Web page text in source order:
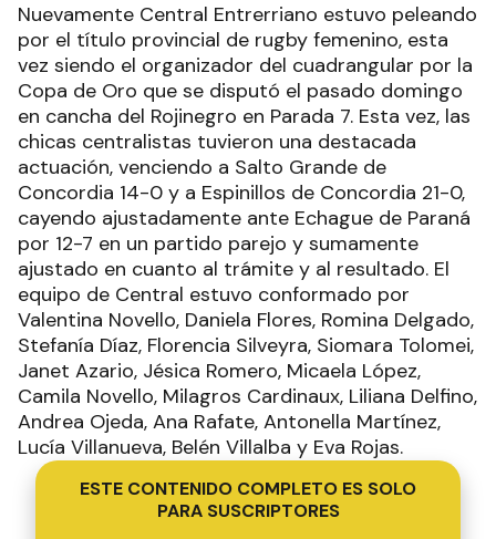
Nuevamente Central Entrerriano estuvo peleando
por el título provincial de rugby femenino, esta
vez siendo el organizador del cuadrangular por la
Copa de Oro que se disputó el pasado domingo
en cancha del Rojinegro en Parada 7. Esta vez, las
chicas centralistas tuvieron una destacada
actuación, venciendo a Salto Grande de
Concordia 14-0 y a Espinillos de Concordia 21-0,
cayendo ajustadamente ante Echague de Paraná
por 12-7 en un partido parejo y sumamente
ajustado en cuanto al trámite y al resultado. El
equipo de Central estuvo conformado por
Valentina Novello, Daniela Flores, Romina Delgado,
Stefanía Díaz, Florencia Silveyra, Siomara Tolomei,
Janet Azario, Jésica Romero, Micaela López,
Camila Novello, Milagros Cardinaux, Liliana Delfino,
Andrea Ojeda, Ana Rafate, Antonella Martínez,
Lucía Villanueva, Belén Villalba y Eva Rojas.
ESTE CONTENIDO COMPLETO ES SOLO
PARA SUSCRIPTORES